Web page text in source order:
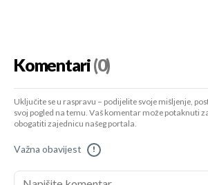
Komentari(0)
Uključite se u raspravu – podijelite svoje mišljenje,
svoj pogled na temu. Vaš komentar može potaknuti
obogatiti zajednicu našeg portala.
Važna obavijest !